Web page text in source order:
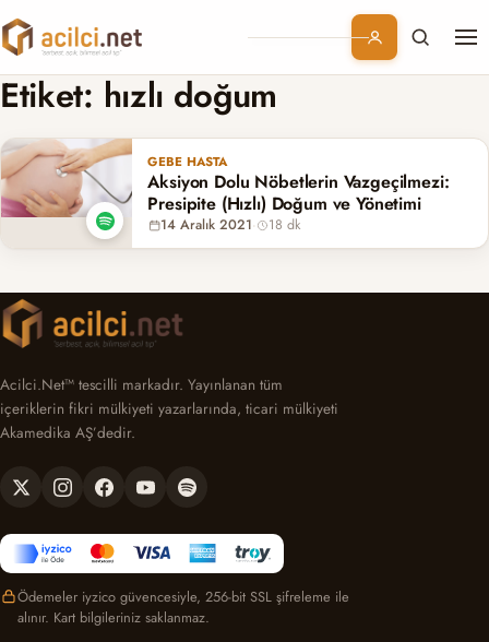
Branşlar
Konular
Kurumsal
Etiket: hızlı doğum
GEBE HASTA
Aksiyon Dolu Nöbetlerin Vazgeçilmezi:
Presipite (Hızlı) Doğum ve Yönetimi
14 Aralık 2021· 18 dk
Acilci.Net™ tescilli markadır. Yayınlanan tüm
içeriklerin fikri mülkiyeti yazarlarında, ticari mülkiyeti
Akamedika AŞ’dedir.
Ödemeler iyzico güvencesiyle, 256-bit SSL şifreleme ile
alınır. Kart bilgileriniz saklanmaz.